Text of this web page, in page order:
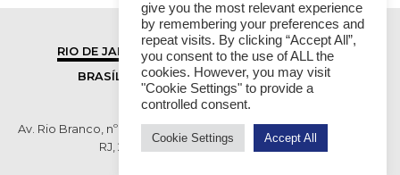
RIO DE JANEIRO
SÃO PAULO
BRASÍLIA
VITÓRIA
Av. Rio Branco, nº 01, 14º andar - Ed. RB1- Centro, Rio de Janeiro -
RJ, 20090-003 TEL (55 21) 2276 6200
give you the most relevant experience
by remembering your preferences and
repeat visits. By clicking “Accept All”,
you consent to the use of ALL the
cookies. However, you may visit
"Cookie Settings" to provide a
controlled consent.
Cookie Settings Accept All